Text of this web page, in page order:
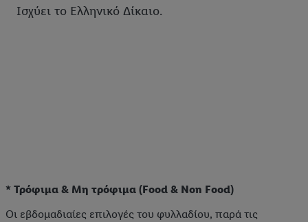
Ισχύει το Ελληνικό Δίκαιο.
* Τρόφιμα & Μη τρόφιμα (Food & Non Food)
Οι εβδομαδιαίες επιλογές του φυλλαδίου, παρά τις